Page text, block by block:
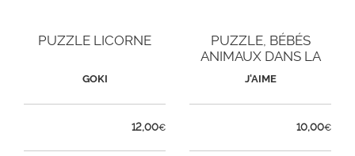
PUZZLE LICORNE
GOKI
12,00€
PUZZLE, BÉBÉS
ANIMAUX DANS LA
FORÊT
J'AIME
10,00€